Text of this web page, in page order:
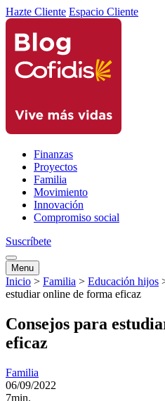
Hazte Cliente Espacio Cliente
Finanzas
Proyectos
Familia
Movimiento
Innovación
Compromiso social
Suscríbete
Menu
Inicio > Familia > Educación hijos
estudiar online de forma eficaz
Consejos para
eficaz
Familia
06/09/2022
7min.